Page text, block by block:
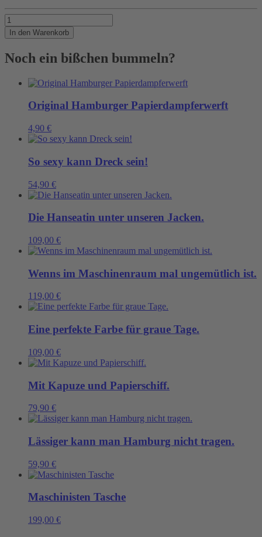
Scheissgemütlich
Menge
In den Warenkorb
Noch ein bißchen bummeln?
Original Hamburger Papierdampferwerft
4,90 €
So sexy kann Dreck sein!
54,90 €
Die Hanseatin unter unseren Jacken.
109,00 €
Wenns im Maschinenraum mal ungemütlich ist.
119,00 €
Eine perfekte Farbe für graue Tage.
109,00 €
Mit Kapuze und Papierschiff.
79,90 €
Lässiger kann man Hamburg nicht tragen.
59,90 €
Maschinisten Tasche
199,00 €